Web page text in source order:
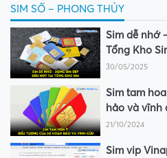
SIM SỐ – PHONG THỦY
Sim dễ nhớ
Tổng Kho
30/05/2025
Sim tam
hảo và vĩnh
21/10/2024
Sim vip